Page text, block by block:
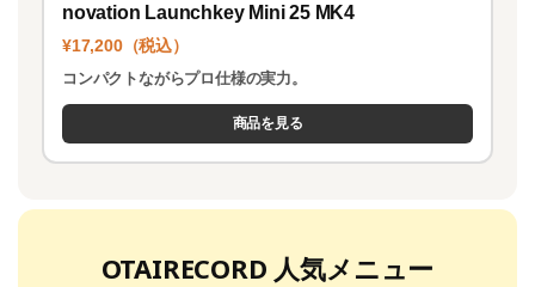
novation Launchkey Mini 25 MK4
¥17,200（税込）
コンパクトながらプロ仕様の実力。
商品を見る
OTAIRECORD 人気メニュー